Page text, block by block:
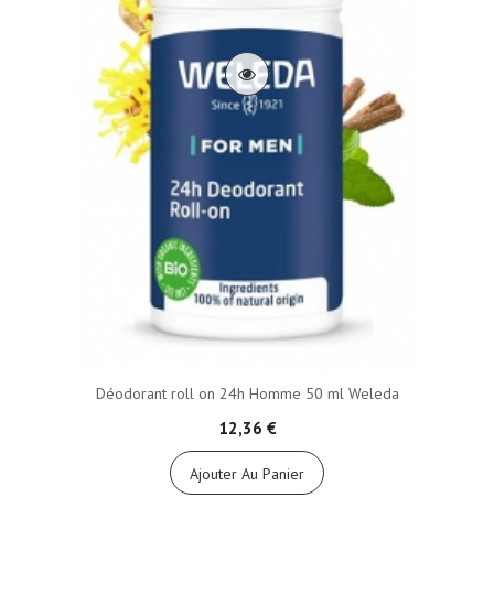
Déodorant roll on 24h Homme 50 ml Weleda
12,36 €
Ajouter Au Panier